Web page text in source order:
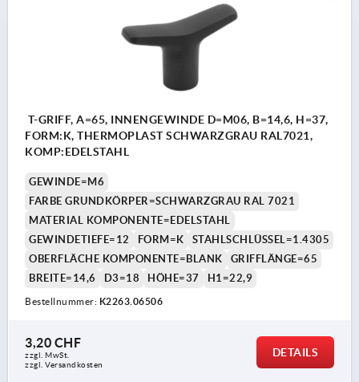
T-GRIFF, A=65, INNENGEWINDE D=M06, B=14,6, H=37,
FORM:K, THERMOPLAST SCHWARZGRAU RAL7021,
KOMP:EDELSTAHL
GEWINDE=M6
FARBE GRUNDKÖRPER=SCHWARZGRAU RAL 7021
MATERIAL KOMPONENTE=EDELSTAHL
GEWINDETIEFE=12
FORM=K
STAHLSCHLÜSSEL=1.4305
OBERFLÄCHE KOMPONENTE=BLANK
GRIFFLÄNGE=65
BREITE=14,6
D3=18 HÖHE=37 H1=22,9
Bestellnummer: K2263.06506
3,20 CHF
zzgl. MwSt.
zzgl. Versandkosten
DETAILS